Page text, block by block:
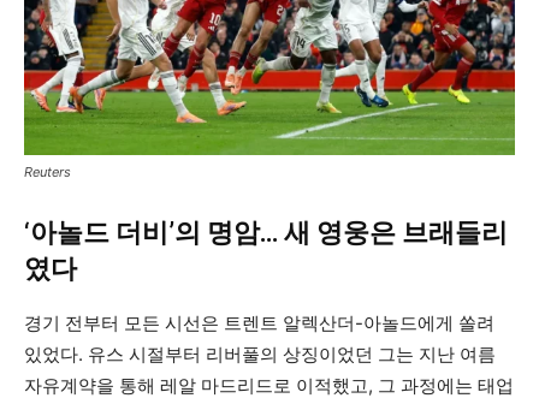
Reuters
‘아놀드 더비’의 명암… 새 영웅은 브래들리
였다
경기 전부터 모든 시선은 트렌트 알렉산더-아놀드에게 쏠려
있었다. 유스 시절부터 리버풀의 상징이었던 그는 지난 여름
자유계약을 통해 레알 마드리드로 이적했고, 그 과정에는 태업